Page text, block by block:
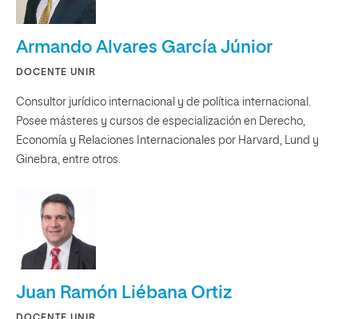
Armando Alvares García Júnior
DOCENTE UNIR
Consultor jurídico internacional y de política internacional.
Posee másteres y cursos de especialización en Derecho,
Economía y Relaciones Internacionales por Harvard, Lund y
Ginebra, entre otros.
Juan Ramón Liébana Ortiz